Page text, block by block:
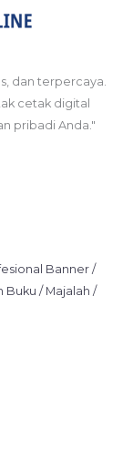
dan terpercaya.
cetak digital
pribadi Anda."
Banner /
Buku / Majalah /